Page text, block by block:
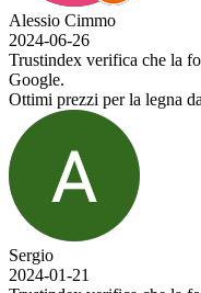
Alessio Cimmo
2024-06-26
Trustindex verifica che la
Google.
Ottimi prezzi per la legna
Sergio
2024-01-21